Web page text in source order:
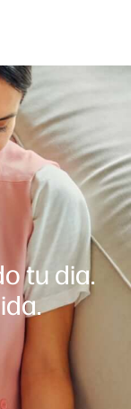
tu dia.